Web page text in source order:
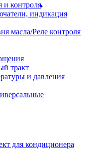
и контроля
индикация
масла/Реле контроля
тракт
и давления
для кондиционера